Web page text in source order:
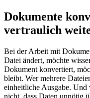
Dokumente
vertraulich
Bei der Arbeit mit
Datei ändert, möchte
Dokument konvertiert,
bleibt. Wer mehrere
einheitliche Ausgabe.
nicht, dass Daten unnötig